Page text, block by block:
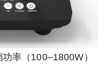
率（100–1800W）